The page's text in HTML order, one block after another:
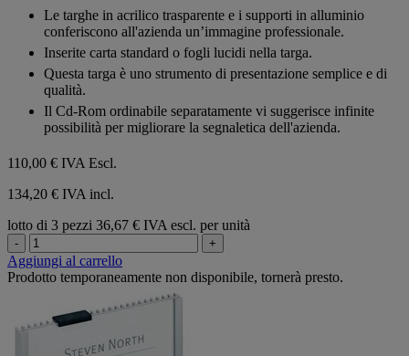
Le targhe in acrilico trasparente e i supporti in alluminio
conferiscono all'azienda un’immagine professionale.
Inserite carta standard o fogli lucidi nella targa.
Questa targa è uno strumento di presentazione semplice e di
qualità.
Il Cd-Rom ordinabile separatamente vi suggerisce infinite
possibilità per migliorare la segnaletica dell'azienda.
110,00 € IVA Escl.
134,20 € IVA incl.
lotto di 3 pezzi 36,67 € IVA escl. per unità
- +
Aggiungi al carrello
Prodotto temporaneamente non disponibile, tornerà presto.